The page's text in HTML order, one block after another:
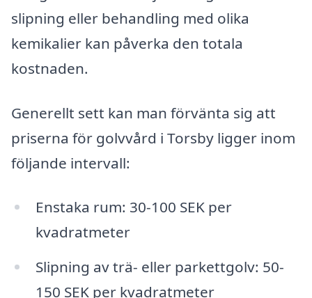
slipning eller behandling med olika
kemikalier kan påverka den totala
kostnaden.
Generellt sett kan man förvänta sig att
priserna för golvvård i Torsby ligger inom
följande intervall:
Enstaka rum: 30-100 SEK per
kvadratmeter
Slipning av trä- eller parkettgolv: 50-
150 SEK per kvadratmeter